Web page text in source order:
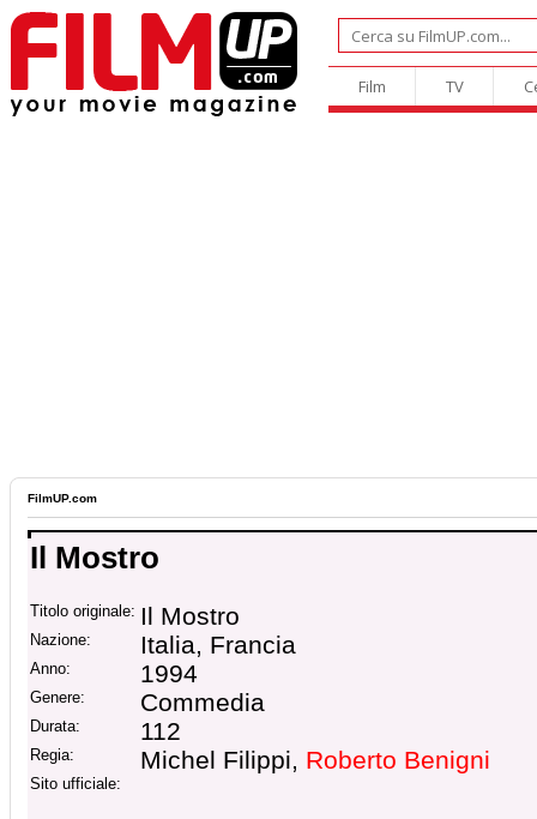
Film TV
FilmUP.com
Il Mostro
Titolo originale: Il Mostro
Nazione: Italia, Francia
Anno: 1994
Genere: Commedia
Durata: 112
Regia: Michel Filippi, Roberto Benigni
Sito ufficiale: